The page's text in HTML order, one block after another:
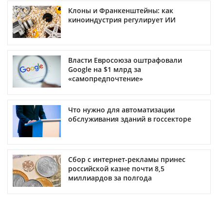
Клоны и Франкенштейны: как
киноиндустрия регулирует ИИ
Власти Евросоюза оштрафовали
Google на $1 млрд за
«самопредпочтение»
Что нужно для автоматизации
обслуживания зданий в госсекторе
Сбор с интернет-рекламы принес
российской казне почти 8,5
миллиардов за полгода